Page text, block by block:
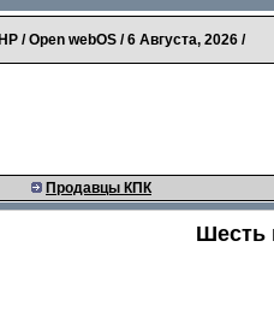
/ Open webOS /6 Августа, 2026 /
Продавцы КПК
Шесть